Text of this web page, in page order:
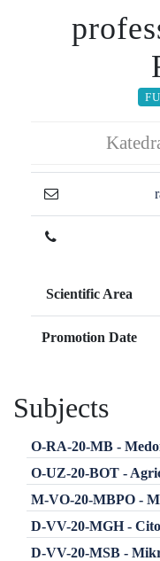
Scientific Area
Promotion Date
Subjects
O-RA-20-MB -
O-UZ-20-BOT -
M-VO-20-MBPO -
D-VV-20-MGH -
D-VV-20-MSB -